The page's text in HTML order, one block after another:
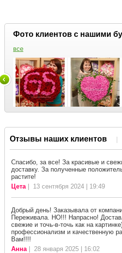
Фото клиентов с нашими
все
Отзывы наших клиентов
Спасибо, за все! За красивые и
доставку. За полученные
растите!
Цета| 13 сентября 2024 | 19:49
Добрый день! Заказывала от
Переживала. НО!!! Напрасно!
свежие и точь-в-точь как на
профессионализм и качественную
Вам!!!!
Анна| 28 января 2025 | 16:02